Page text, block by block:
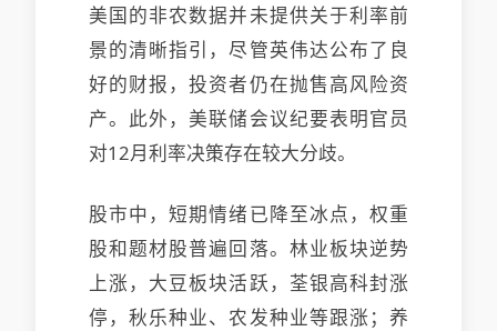
美国的非农数据并未提供关于利率前
景的清晰指引，尽管英伟达公布了良
好的财报，投资者仍在抛售高风险资
产。此外，美联储会议纪要表明官员
对12月利率决策存在较大分歧。
股市中，短期情绪已降至冰点，权重
股和题材股普遍回落。林业板块逆势
上涨，大豆板块活跃，荃银高科封涨
停，秋乐种业、农发种业等跟涨；养